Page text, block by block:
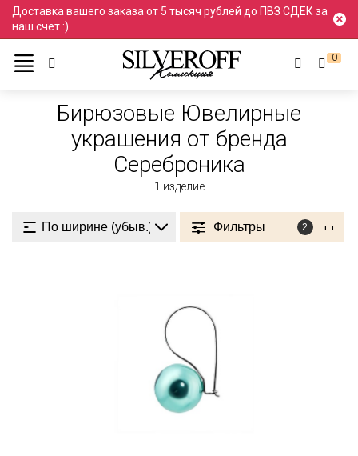
Доставка вашего заказа от 5 тысяч рублей до ПВЗ СДЕК за
наш счет :)
0
Ювелирные украшения
Бирюзовый
Бирюзовые Ювелирные
украшения от бренда
Сереброника
1 изделие
Фильтры 2